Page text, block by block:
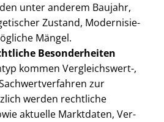
unter anderem Baujahr,
Zustand, Mo­der­ni­sie­
Mängel.
Besonderheiten
kommen Vergleichswert-,
zur
werden rechtliche
aktuelle Marktdaten, Ver­